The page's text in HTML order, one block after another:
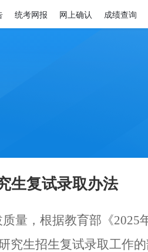
统考网报 网上确认 成绩查询
生复试录取办法
量， 根据教育部《2025
生招生复试录取工作